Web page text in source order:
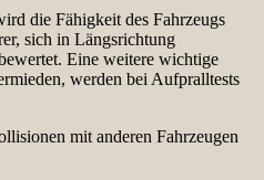
die Fähigkeit des Fahrzeugs
sich in Längsrichtung
Eine weitere wichtige
werden bei Aufpralltests
mit anderen Fahrzeugen